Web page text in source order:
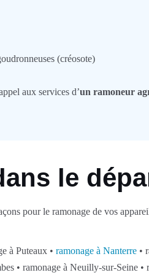
(créosote)
aux services d’un ramoneur
le
pour le ramonage de vos
à Puteaux • ramonage à Nanterre •
• ramonage à Neuilly-sur-Seine •